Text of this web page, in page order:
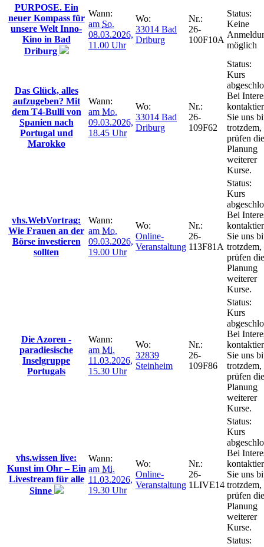
PURPOSE. Ein
neuer Kompass für
unsere Welt Inno-
Kino in Bad
Driburg
Wann:
am So.
08.03.2026,
11.00 Uhr
Wo:
33014 Bad
Driburg
Nr.:
26-
100F10A
Status:
Keine
möglich
Das Glück, alles
aufzugeben? Mit
dem T4-Bulli von
Spanien nach
Portugal und
Marokko
Wann:
am Mo.
09.03.2026,
18.45 Uhr
Wo:
33014 Bad
Driburg
Nr.:
26-
109F62
Status:
Kurs
Bei
Sie uns
prüfen die
Planung
weiterer
Kurse.
vhs.WebVortrag:
Wie Frauen an der
Börse investieren
sollten
Wann:
am Mo.
09.03.2026,
19.00 Uhr
Wo:
Online-
Veranstaltung
Nr.:
26-
113F81A
Status:
Kurs
Bei
Sie uns
prüfen die
Planung
weiterer
Kurse.
Die Azoren -
paradiesische
Inselgruppe
Portugals
Wann:
am Mi.
11.03.2026,
15.30 Uhr
Wo:
32839
Steinheim
Nr.:
26-
109F86
Status:
Kurs
Bei
Sie uns
prüfen die
Planung
weiterer
Kurse.
vhs.wissen live:
Kunst im Ohr – Ein
Livestream für alle
Sinne
Wann:
am Mi.
11.03.2026,
19.30 Uhr
Wo:
Online-
Veranstaltung
Nr.:
26-
1LIVE14
Status:
Kurs
Bei
Sie uns
prüfen die
Planung
weiterer
Kurse.
Status: